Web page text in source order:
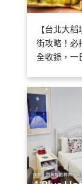
【台北大
街攻略！必
全收錄，一